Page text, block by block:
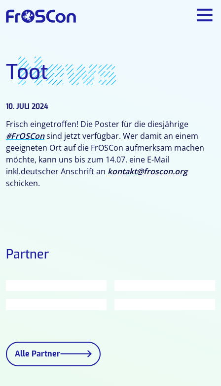
Toot
News
10. JULI 2024
Frisch eingetroffen! Die Poster für die diesjährige
#FrOSConsind jetzt verfügbar. Wer damit an einem
geeigneten Ort auf die FrOSCon aufmerksam machen
möchte, kann uns bis zum 14.07. eine E-Mail
inkl.deutscher Anschrift an kontakt@froscon.org
schicken.
Partner
Alle Partner